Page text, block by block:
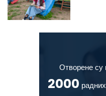
Отворене су
2000